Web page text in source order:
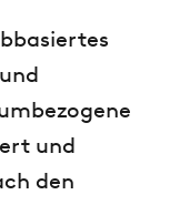
und
den